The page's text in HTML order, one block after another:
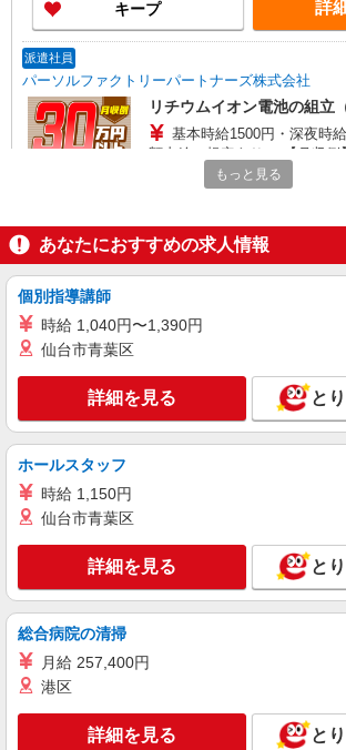
キープ 詳
派遣社員
パーソルファクトリーパートナーズ株式会社
リチウムイオン電池の組立
基本時給1500円・深夜時
額支給（規定あり） 【月収例
務＋残業40h＋深夜57.5h）
大阪府貝塚市麻生中174番地
キープ 詳
派遣社員
株式会社テクノ・サービス/お仕事No/0808329
メッキ加工補助作業
大阪府貝塚市 ＊車・バイ
キープ 詳
派遣社員
株式会社テクノ・サービス/お仕事No/0904422
時給1650円交通費全額支給
大阪府貝塚市 ＊車・バイ
キープ 詳
派遣社員
株式会社テクノ・サービス/お仕事No/0855264
機械オペレーターなど
もっと見る
あなたにおすすめの求人情報
個別指導講師
時給 1,040円〜1,390円
仙台市青葉区
詳細を見る と
ホールスタッフ
時給 1,150円
仙台市青葉区
詳細を見る と
総合病院の清掃
月給 257,400円
港区
詳細を見る と